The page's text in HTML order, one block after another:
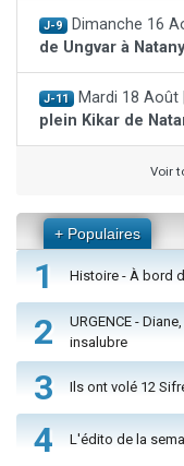
J-9 Dimanche 16
de Ungvar à
J-11 Mardi 18 Août |
plein Kikar de
Voir
+ Populaires
1 Histoire - À bord
2
URGENCE -
insalubre
3 Ils ont volé 12
4 L'édito de la